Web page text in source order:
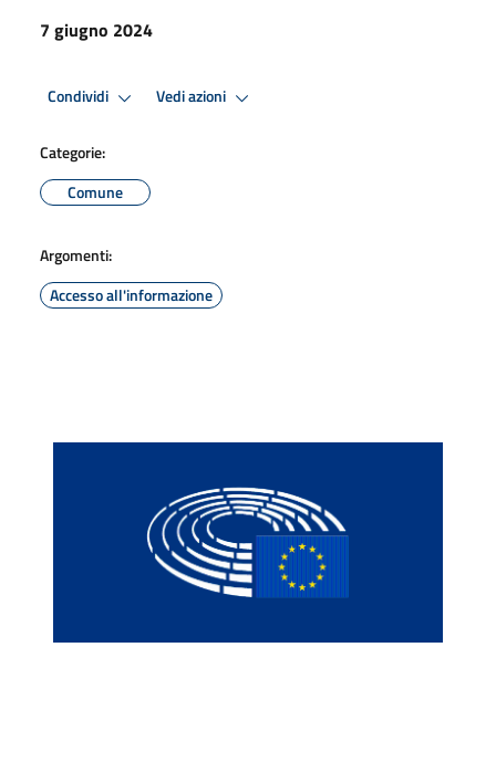
7 giugno 2024
Condividi Vedi azioni
Categorie:
Comune
Argomenti:
Accesso all'informazione